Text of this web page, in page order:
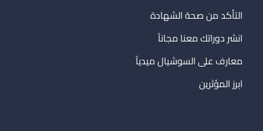
التأكد من صحة الشهادة
انشر دوراتك معنا مجاناً
معارف على السوشيال ميدياً
ابرز المؤثرين